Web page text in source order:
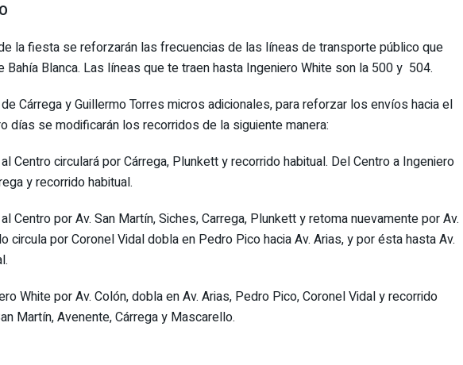
la fiesta se reforzarán las frecuencias de las líneas de transporte público que
Bahía Blanca. Las líneas que te traen hasta Ingeniero White son la 500 y 504.
Cárrega y Guillermo Torres micros adicionales, para reforzar los envíos hacia el
días se modificarán los recorridos de la siguiente manera:
Centro circulará por Cárrega, Plunkett y recorrido habitual. Del Centro a Ingeniero
y recorrido habitual.
Centro por Av. San Martín, Siches, Carrega, Plunkett y retoma nuevamente por Av.
circula por Coronel Vidal dobla en Pedro Pico hacia Av. Arias, y por ésta hasta Av.
White por Av. Colón, dobla en Av. Arias, Pedro Pico, Coronel Vidal y recorrido
Martín, Avenente, Cárrega y Mascarello.